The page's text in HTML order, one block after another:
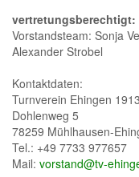
vertretungsberechtigt:
Vorstandsteam: Sonja
Alexander Strobel
Kontaktdaten:
Turnverein Ehingen
Dohlenweg 5
78259 Mühlhausen-
Tel.: +49 7733 977657
Mail: vorstand@tv-